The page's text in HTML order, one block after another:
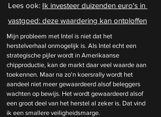
Lees ook: Ik investeer duizenden euro's in
vastgoed: deze waardering kan ontploffen
Mijn probleem met Intel is niet dat het
herstelverhaal onmogelijk is. Als Intel echt een
strategische pijler wordt in Amerikaanse
chipproductie, kan de markt daar veel waarde aan
toekennen. Maar na zo'n koersrally wordt het
aandeel niet meer gewaardeerd alsof beleggers
wachten op bewijs. Het wordt gewaardeerd alsof
een groot deel van het herstel al zeker is. Dat vind
ik een smallere veiligheidsmarge.